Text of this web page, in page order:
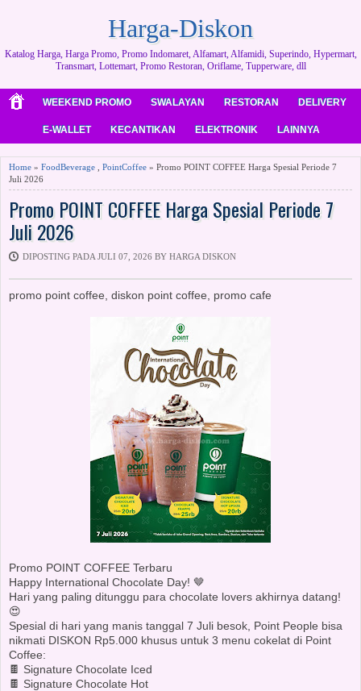
Harga-Diskon
Katalog Harga, Harga Promo, Promo Indomaret, Alfamart, Alfamidi, Superindo, Hypermart,
Transmart, Lottemart, Promo Restoran, Oriflame, Tupperware, dll
WEEKEND PROMO SWALAYAN RESTORAN DELIVERY
E-WALLET KECANTIKAN ELEKTRONIK LAINNYA
Home » FoodBeverage PointCoffee » Promo POINT COFFEE Harga Spesial Periode 7
Juli 2026
Promo POINT COFFEE Harga Spesial Periode 7
Juli 2026
DIPOSTING PADA JULI 07, 2026 BY HARGA DISKON
promo point coffee, diskon point coffee, promo cafe
Promo POINT COFFEE Terbaru
Happy International Chocolate Day! 🤎
Hari yang paling ditunggu para chocolate lovers akhirnya datang!
😍
Spesial di hari yang manis tanggal 7 Juli besok, Point People bisa
nikmati DISKON Rp5.000 khusus untuk 3 menu cokelat di Point
Coffee:
🍫 Signature Chocolate Iced
🍫 Signature Chocolate Hot